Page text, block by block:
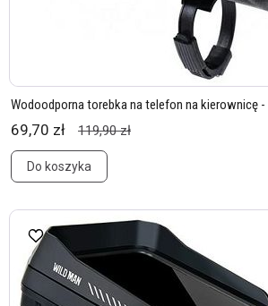
Wodoodporna torebka na telefon na kierownicę -
69,70 zł 119,90 zł
Do koszyka